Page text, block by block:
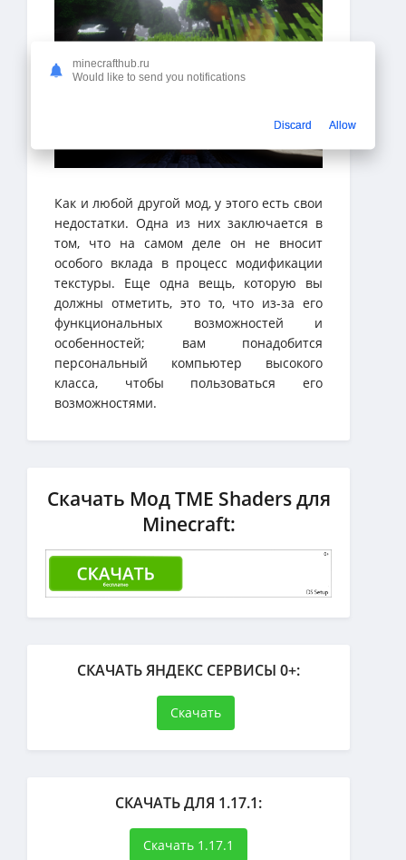
Как и любой другой мод, у этого есть свои
недостатки. Одна из них заключается в
том, что на самом деле он не вносит
особого вклада в процесс модификации
текстуры. Еще одна вещь, которую вы
должны отметить, это то, что из-за его
функциональных возможностей и
особенностей; вам понадобится
персональный компьютер высокого
класса, чтобы пользоваться его
возможностями.
Скачать Мод TME Shaders для
Minecraft:
СКАЧАТЬ ЯНДЕКС СЕРВИСЫ 0+:
Скачать
СКАЧАТЬ ДЛЯ 1.17.1:
Скачать 1.17.1
minecrafthub.ru
Would like to send you notifications
Discard Allow